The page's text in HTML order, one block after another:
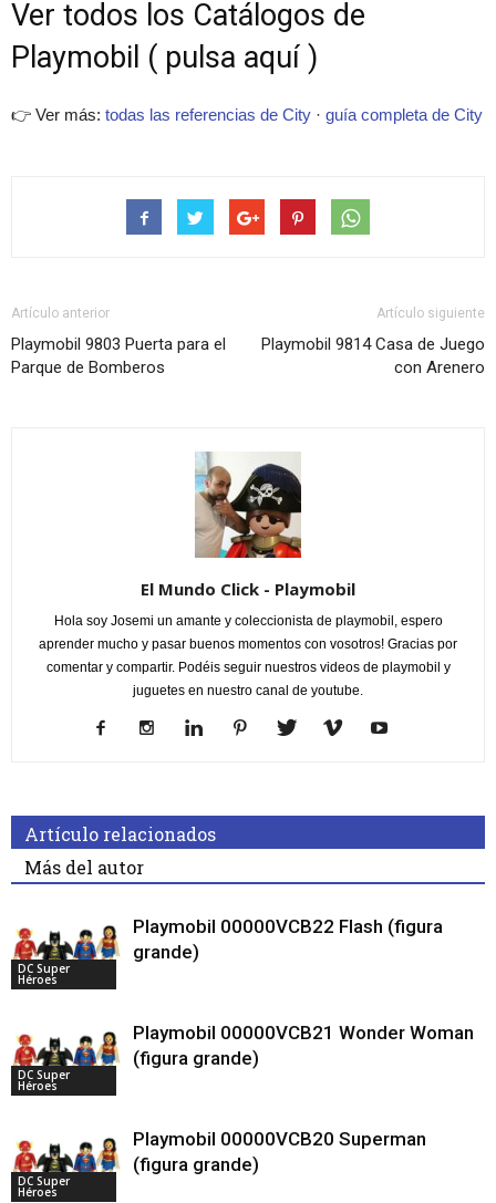
Ver todos los Catálogos de
Playmobil ( pulsa aquí )
👉 Ver más: todas las referencias de City · guía completa de City
Artículo anterior
Playmobil 9803 Puerta para el
Parque de Bomberos
Artículo siguiente
Playmobil 9814 Casa de Juego
con Arenero
El Mundo Click - Playmobil
Hola soy Josemi un amante y coleccionista de playmobil, espero
aprender mucho y pasar buenos momentos con vosotros! Gracias por
comentar y compartir. Podéis seguir nuestros videos de playmobil y
juguetes en nuestro canal de youtube.
Artículo relacionados
Más del autor
DC Super
Héroes
Playmobil 00000VCB22 Flash (figura
grande)
DC Super
Héroes
Playmobil 00000VCB21 Wonder Woman
(figura grande)
DC Super
Héroes
Playmobil 00000VCB20 Superman
(figura grande)